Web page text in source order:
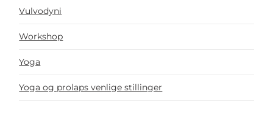
Vulvodyni
Workshop
Yoga
Yoga og prolaps venlige stillinger